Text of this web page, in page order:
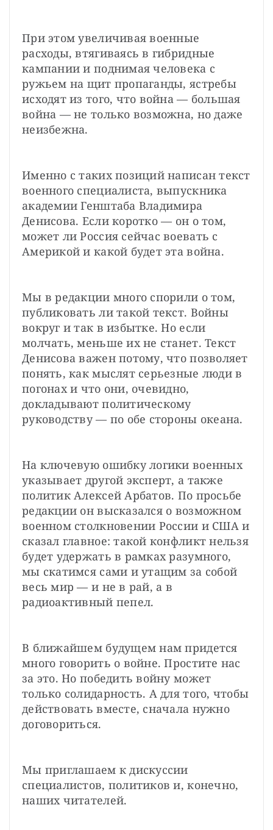
При этом увеличивая военные
расходы, втягиваясь в гибридные
кампании и поднимая человека с
ружьем на щит пропаганды, ястребы
исходят из того, что война — большая
война — не только возможна, но даже
неизбежна.
Именно с таких позиций написан текст
военного специалиста, выпускника
академии Генштаба Владимира
Денисова. Если коротко — он о том,
может ли Россия сейчас воевать с
Америкой и какой будет эта война.
Мы в редакции много спорили о том,
публиковать ли такой текст. Войны
вокруг и так в избытке. Но если
молчать, меньше их не станет. Текст
Денисова важен потому, что позволяет
понять, как мыслят серьезные люди в
погонах и что они, очевидно,
докладывают политическому
руководству — по обе стороны океана.
На ключевую ошибку логики военных
указывает другой эксперт, а также
политик Алексей Арбатов. По просьбе
редакции он высказался о возможном
военном столкновении России и США и
сказал главное: такой конфликт нельзя
будет удержать в рамках разумного,
мы скатимся сами и утащим за собой
весь мир — и не в рай, а в
радиоактивный пепел.
В ближайшем будущем нам придется
много говорить о войне. Простите нас
за это. Но победить войну может
только солидарность. А для того, чтобы
действовать вместе, сначала нужно
договориться.
Мы приглашаем к дискуссии
специалистов, политиков и, конечно,
наших читателей.